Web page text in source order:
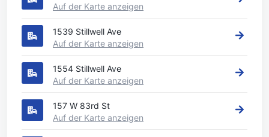
Auf der Karte anzeigen
1539 Stillwell Ave
Auf der Karte anzeigen
1554 Stillwell Ave
Auf der Karte anzeigen
157 W 83rd St
Auf der Karte anzeigen